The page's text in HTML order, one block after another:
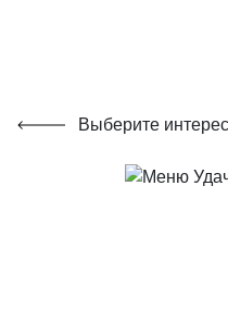
Выберите